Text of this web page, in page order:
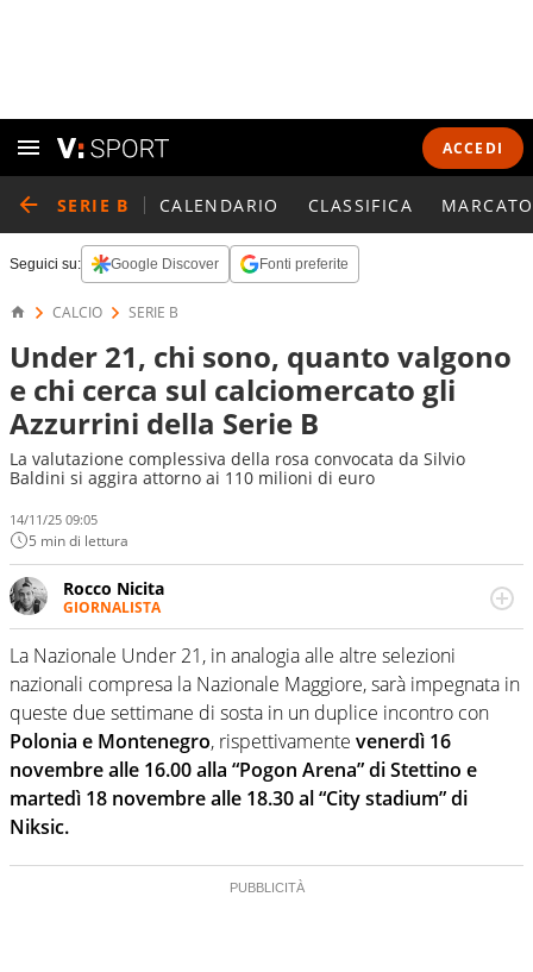
ACCEDI
SERIE B CALENDARIO CLASSIFICA
Seguici su: Google Discover Fonti preferite
CALCIO SERIE B
Under 21, chi sono, quanto valgono
e chi cerca sul calciomercato gli
Azzurrini della Serie B
La valutazione complessiva della rosa convocata da Silvio
Baldini si aggira attorno ai 110 milioni di euro
14/11/25 09:05
5 min di lettura
Rocco Nicita
GIORNALISTA
Classe 1996. Collabora con varie testate e blog online.
Conduce un podcast dedicato interamente alla Serie B.
La Nazionale Under 21, in analogia alle altre selezioni
nazionali compresa la Nazionale Maggiore, sarà impegnata in
queste due settimane di sosta in un duplice incontro con
Polonia e Montenegro, rispettivamente venerdì 16
novembre alle 16.00 alla “Pogon Arena” di Stettino e
martedì 18 novembre alle 18.30 al “City stadium” di
Niksic.